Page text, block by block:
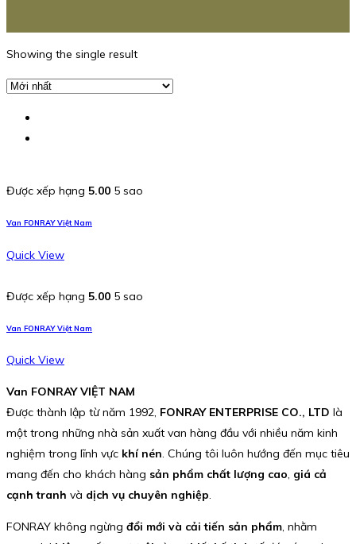
Showing the single result
Được xếp hạng 5.00 5 sao
Van FONRAY Việt Nam
Quick View
Được xếp hạng 5.00 5 sao
Van FONRAY Việt Nam
Quick View
Van FONRAY VIỆT NAM
Được thành lập từ năm 1992, FONRAY ENTERPRISE CO., LTD là
một trong những nhà sản xuất van hàng đầu với nhiều năm kinh
nghiệm trong lĩnh vực khí nén. Chúng tôi luôn hướng đến mục tiêu
mang đến cho khách hàng sản phẩm chất lượng cao, giá cả
cạnh tranh và dịch vụ chuyên nghiệp.
FONRAY không ngừng đổi mới và cải tiến sản phẩm, nhằm